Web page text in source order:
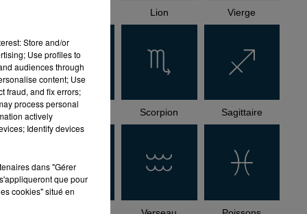
Lion Vierge
Scorpion Sagittaire
Store and/or
Use profiles to
audiences through
content; Use
fraud, and fix errors;
process personal
actively
Identify devices
dans "Gérer
que pour
cookies" situé en